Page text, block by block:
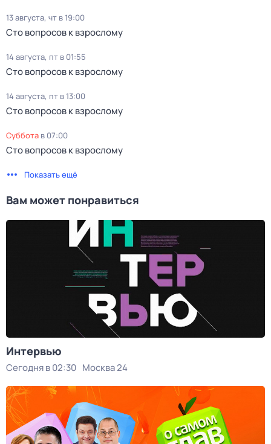
13 августа, чт в 19:00
Сто вопросов к взрослому
14 августа, пт в 01:55
Сто вопросов к взрослому
14 августа, пт в 13:00
Сто вопросов к взрослому
суббота в 07:00
Сто вопросов к взрослому
Показать ещё
Вам может понравиться
Интервью
Сегодня в 02:30 Москва 24